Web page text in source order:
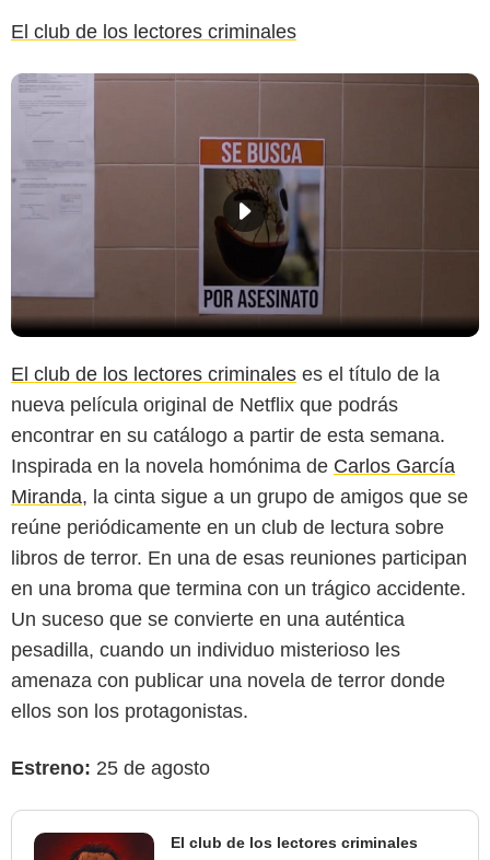
El club de los lectores criminales
El club de los lectores criminales es el título de la
nueva película original de Netflix que podrás
encontrar en su catálogo a partir de esta semana.
Inspirada en la novela homónima de Carlos García
Miranda, la cinta sigue a un grupo de amigos que se
reúne periódicamente en un club de lectura sobre
libros de terror. En una de esas reuniones participan
en una broma que termina con un trágico accidente.
Un suceso que se convierte en una auténtica
pesadilla, cuando un individuo misterioso les
amenaza con publicar una novela de terror donde
ellos son los protagonistas.
Estreno: 25 de agosto
El club de los lectores criminales